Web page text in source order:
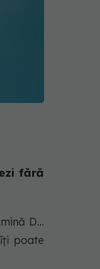
fără
D...
poate